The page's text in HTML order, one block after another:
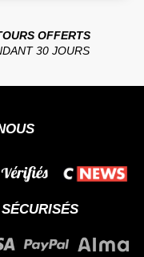
OFFERTS
30 JOURS